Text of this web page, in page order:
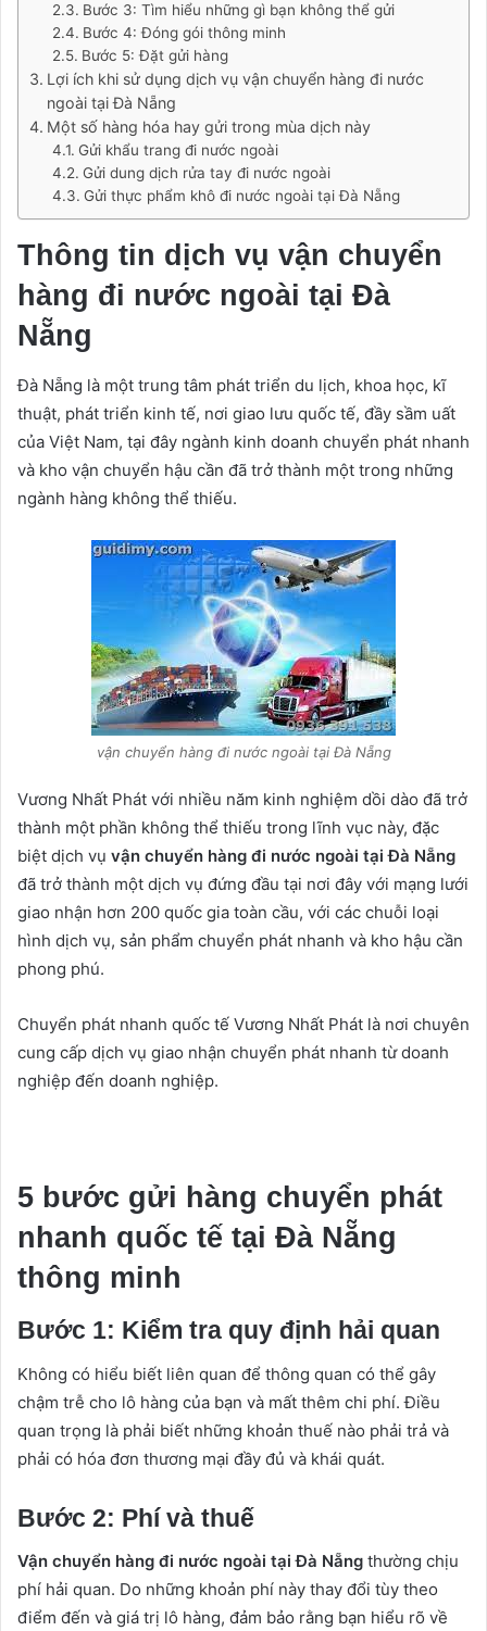
Bước 3: Tìm hiểu những gì bạn không thể gửi
Bước 4: Đóng gói thông minh
Bước 5: Đặt gửi hàng
Lợi ích khi sử dụng dịch vụ vận chuyển hàng đi nước
ngoài tại Đà Nẵng
Một số hàng hóa hay gửi trong mùa dịch này
Gửi khẩu trang đi nước ngoài
Gửi dung dịch rửa tay đi nước ngoài
Gửi thực phẩm khô đi nước ngoài tại Đà Nẵng
Thông tin dịch vụ vận chuyển
hàng đi nước ngoài tại Đà
Nẵng
Đà Nẵng là một trung tâm phát triển du lịch, khoa học, kĩ
thuật, phát triển kinh tế, nơi giao lưu quốc tế, đầy sầm uất
của Việt Nam, tại đây ngành kinh doanh chuyển phát nhanh
và kho vận chuyển hậu cần đã trở thành một trong những
ngành hàng không thể thiếu.
vận chuyển hàng đi nước ngoài tại Đà Nẵng
Vương Nhất Phát với nhiều năm kinh nghiệm dồi dào đã trở
thành một phần không thể thiếu trong lĩnh vục này, đặc
biệt dịch vụ vận chuyển hàng đi nước ngoài tại Đà Nẵng
đã trở thành một dịch vụ đứng đầu tại nơi đây với mạng lưới
giao nhận hơn 200 quốc gia toàn cầu, với các chuỗi loại
hình dịch vụ, sản phẩm chuyển phát nhanh và kho hậu cần
phong phú.
Chuyển phát nhanh quốc tế Vương Nhất Phát là nơi chuyên
cung cấp dịch vụ giao nhận chuyển phát nhanh từ doanh
nghiệp đến doanh nghiệp.
5 bước gửi hàng chuyển phát
nhanh quốc tế tại Đà Nẵng
thông minh
Bước 1: Kiểm tra quy định hải quan
Không có hiểu biết liên quan để thông quan có thể gây
chậm trễ cho lô hàng của bạn và mất thêm chi phí. Điều
quan trọng là phải biết những khoản thuế nào phải trả và
phải có hóa đơn thương mại đầy đủ và khái quát.
Bước 2: Phí và thuế
Vận chuyển hàng đi nước ngoài tại Đà Nẵng thường chịu
phí hải quan. Do những khoản phí này thay đổi tùy theo
điểm đến và giá trị lô hàng, đảm bảo rằng bạn hiểu rõ về